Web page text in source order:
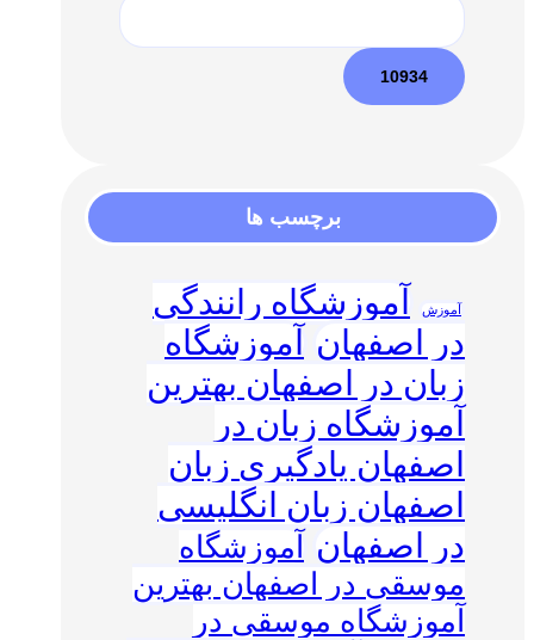
برچسب ها
آموزش
آموزشگاه رانندگی
در اصفهان
آموزشگاه
زبان در اصفهان بهترین
آموزشگاه زبان در
اصفهان یادگیری زبان
اصفهان زبان انگلیسی
در اصفهان
آموزشگاه
موسقی در اصفهان بهترین
آموزشگاه موسقی در